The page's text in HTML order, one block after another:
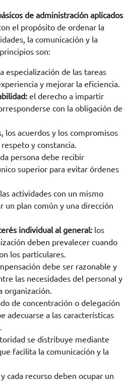
de administración aplicados
el propósito de ordenar la
la comunicación y la
son:
especialización de las tareas
y mejorar la eficiencia.
el derecho a impartir
con la obligación de
los acuerdos y los compromisos
y constancia.
persona debe recibir
superior para evitar órdenes
las actividades con un mismo
un plan común y una dirección
individual al general: los
deben prevalecer cuando
los particulares.
debe ser razonable y
las necesidades del personal y
organización.
de concentración o delegación
adecuarse a las características
se distribuye mediante
facilita la comunicación y la
cada recurso deben ocupar un